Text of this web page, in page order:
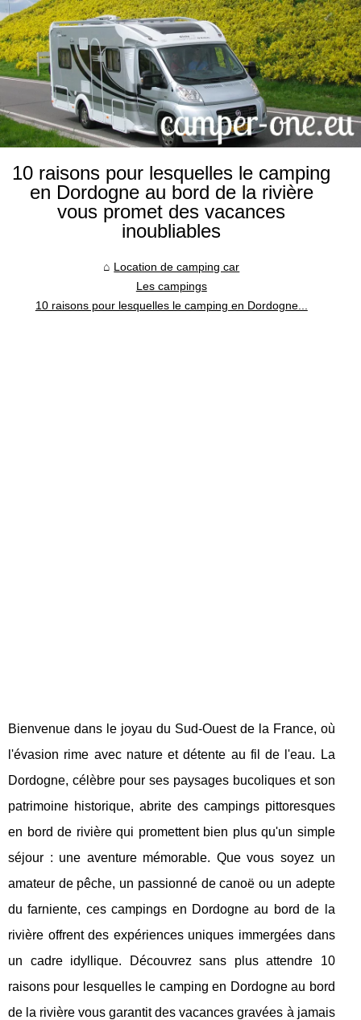
10 raisons pour lesquelles le camping
en Dordogne au bord de la rivière
vous promet des vacances
inoubliables
Location de camping car
Les campings
10 raisons pour lesquelles le camping en Dordogne...
Bienvenue dans le joyau du Sud-Ouest de la France, où
l'évasion rime avec nature et détente au fil de l'eau. La
Dordogne, célèbre pour ses paysages bucoliques et son
patrimoine historique, abrite des campings pittoresques
en bord de rivière qui promettent bien plus qu'un simple
séjour : une aventure mémorable. Que vous soyez un
amateur de pêche, un passionné de canoë ou un adepte
du farniente, ces campings en Dordogne au bord de la
rivière offrent des expériences uniques immergées dans
un cadre idyllique. Découvrez sans plus attendre 10
raisons pour lesquelles le camping en Dordogne au bord
de la rivière vous garantit des vacances gravées à jamais